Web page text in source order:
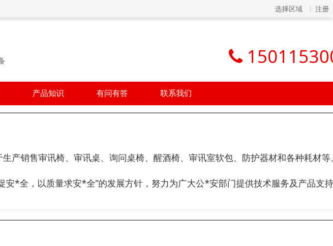
选择区域 注册
产品知识 有问有答 联系我们
产销售审讯椅、审讯桌、询问桌椅、醒酒椅、审讯室软包、防护器材和各种耗材等
安*全，以质量求安*全”的发展方针，努力为广大公*安部门提供技术服务及产品支